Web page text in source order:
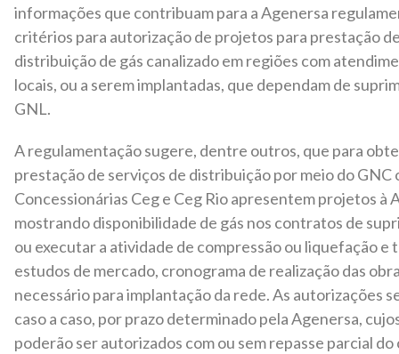
informações que contribuam para a Agenersa
critérios para autorização de projetos para prestação
distribuição de gás canalizado em regiões com
locais, ou a serem implantadas, que dependam de
GNL.
A regulamentação sugere, dentre outros, que para
prestação de serviços de distribuição por meio do GNC
Concessionárias Ceg e Ceg Rio apresentem projetos à
mostrando disponibilidade de gás nos contratos de
ou executar a atividade de compressão ou liquefação e
estudos de mercado, cronograma de realização das
necessário para implantação da rede. As autorizações
caso a caso, por prazo determinado pela Agenersa,
poderão ser autorizados com ou sem repasse parcial do